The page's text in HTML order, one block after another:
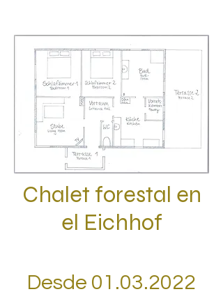
Chalet forestal en
el Eichhof
Desde 01.03.2022